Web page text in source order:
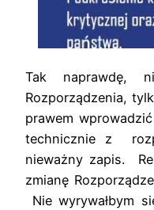
Tak naprawdę,
Rozporządzenia,
prawem
technicznie z
nieważny zapis.
zmianę
Nie wyrywałbym